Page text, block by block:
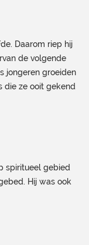
Daarom riep hij
de volgende
jongeren groeiden
die ze ooit gekend
spiritueel gebied
Hij was ook